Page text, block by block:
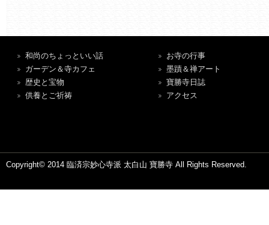
和尚のちょっといい話
ガーデン＆寺カフェ
歴史と宝物
供養とご祈祷
お寺の行事
墨蹟＆禅アート
寶勝寺日誌
アクセス
Copyright© 2014 臨済宗妙心寺派 太白山 寶勝寺 All Rights Reserved.